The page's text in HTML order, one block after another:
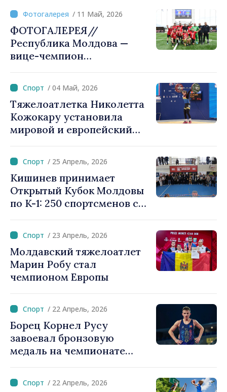
/ 11 Май, 2026
ФОТОГАЛЕРЕЯ//
Республика Молдова —
вице-чемпион
Euro Media Cup в Кишиневе
/ 04 Май, 2026
Тяжелоатлетка Николетта
Кожокару установила
мировой и европейский
до 17 лет
/ 25 Апрель, 2026
Кишинев принимает
Открытый Кубок Молдовы
по K-1: 250 спортсменов с
борются за трофей
/ 23 Апрель, 2026
Молдавский тяжелоатлет
Марин Робу стал
чемпионом Европы
/ 22 Апрель, 2026
Борец Корнел Русу
завоевал бронзовую
медаль на чемпионате
/ 22 Апрель, 2026